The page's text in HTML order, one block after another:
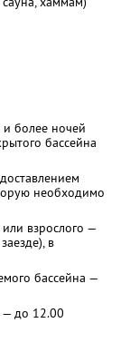
более ночей
бассейна
необходимо
взрослого —
в
бассейна —
— до 12.00